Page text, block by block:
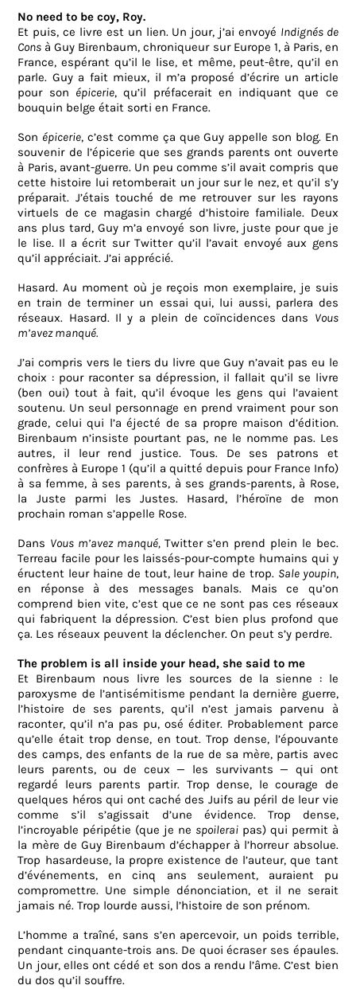
No need to be coy, Roy.
Et puis, ce livre est un lien. Un jour, j’ai envoyé Indignés de
Cons à Guy Birenbaum, chroniqueur sur Europe 1, à Paris, en
France, espérant qu’il le lise, et même, peut-être, qu’il en
parle. Guy a fait mieux, il m’a proposé d’écrire un article
pour son épicerie, qu’il préfacerait en indiquant que ce
bouquin belge était sorti en France.
Son épicerie, c’est comme ça que Guy appelle son blog. En
souvenir de l’épicerie que ses grands parents ont ouverte
à Paris, avant-guerre. Un peu comme s’il avait compris que
cette histoire lui retomberait un jour sur le nez, et qu’il s’y
préparait. J’étais touché de me retrouver sur les rayons
virtuels de ce magasin chargé d’histoire familiale. Deux
ans plus tard, Guy m’a envoyé son livre, juste pour que je
le lise. Il a écrit sur Twitter qu’il l’avait envoyé aux gens
qu’il appréciait. J’ai apprécié.
Hasard. Au moment où je reçois mon exemplaire, je suis
en train de terminer un essai qui, lui aussi, parlera des
réseaux. Hasard. Il y a plein de coïncidences dans Vous
m’avez manqué.
J’ai compris vers le tiers du livre que Guy n’avait pas eu le
choix : pour raconter sa dépression, il fallait qu’il se livre
(ben oui) tout à fait, qu’il évoque les gens qui l’avaient
soutenu. Un seul personnage en prend vraiment pour son
grade, celui qui l’a éjecté de sa propre maison d’édition.
Birenbaum n’insiste pourtant pas, ne le nomme pas. Les
autres, il leur rend justice. Tous. De ses patrons et
confrères à Europe 1 (qu’il a quitté depuis pour France Info)
à sa femme, à ses parents, à ses grands-parents, à Rose,
la Juste parmi les Justes. Hasard, l’héroïne de mon
prochain roman s’appelle Rose.
Dans Vous m’avez manqué, Twitter s’en prend plein le bec.
Terreau facile pour les laissés-pour-compte humains qui y
éructent leur haine de tout, leur haine de trop. Sale youpin,
en réponse à des messages banals. Mais ce qu’on
comprend bien vite, c’est que ce ne sont pas ces réseaux
qui fabriquent la dépression. C’est bien plus profond que
ça. Les réseaux peuvent la déclencher. On peut s’y perdre.
The problem is all inside your head, she said to me
Et Birenbaum nous livre les sources de la sienne : le
paroxysme de l’antisémitisme pendant la dernière guerre,
l’histoire de ses parents, qu’il n’est jamais parvenu à
raconter, qu’il n’a pas pu, osé éditer. Probablement parce
qu’elle était trop dense, en tout. Trop dense, l’épouvante
des camps, des enfants de la rue de sa mère, partis avec
leurs parents, ou de ceux — les survivants — qui ont
regardé leurs parents partir. Trop dense, le courage de
quelques héros qui ont caché des Juifs au péril de leur vie
comme s’il s’agissait d’une évidence. Trop dense,
l’incroyable péripétie (que je ne spoileraipas) qui permit à
la mère de Guy Birenbaum d’échapper à l’horreur absolue.
Trop hasardeuse, la propre existence de l’auteur, que tant
d’événements, en cinq ans seulement, auraient pu
compromettre. Une simple dénonciation, et il ne serait
jamais né. Trop lourde aussi, l’histoire de son prénom.
L’homme a traîné, sans s’en apercevoir, un poids terrible,
pendant cinquante-trois ans. De quoi écraser ses épaules.
Un jour, elles ont cédé et son dos a rendu l’âme. C’est bien
du dos qu’il souffre.